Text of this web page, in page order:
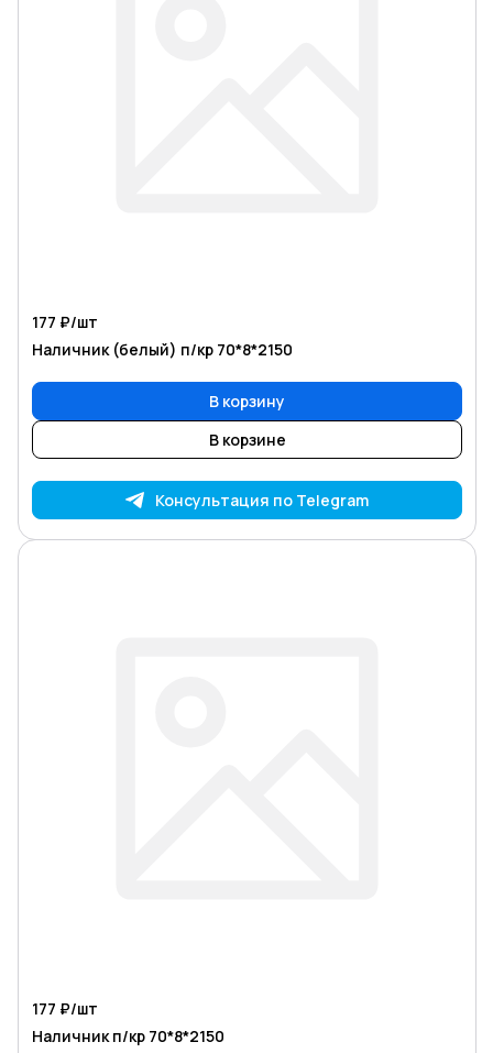
177 ₽/шт
Наличник (белый) п/кр 70*8*2150
В корзину
В корзине
Консультация по Telegram
177 ₽/шт
Наличник п/кр 70*8*2150